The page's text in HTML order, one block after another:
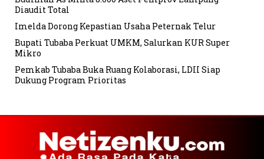
Diaudit Total
Imelda Dorong Kepastian Usaha Peternak Telur
Bupati Tubaba Perkuat UMKM, Salurkan KUR Super
Mikro
Pemkab Tubaba Buka Ruang Kolaborasi, LDII Siap
Dukung Program Prioritas